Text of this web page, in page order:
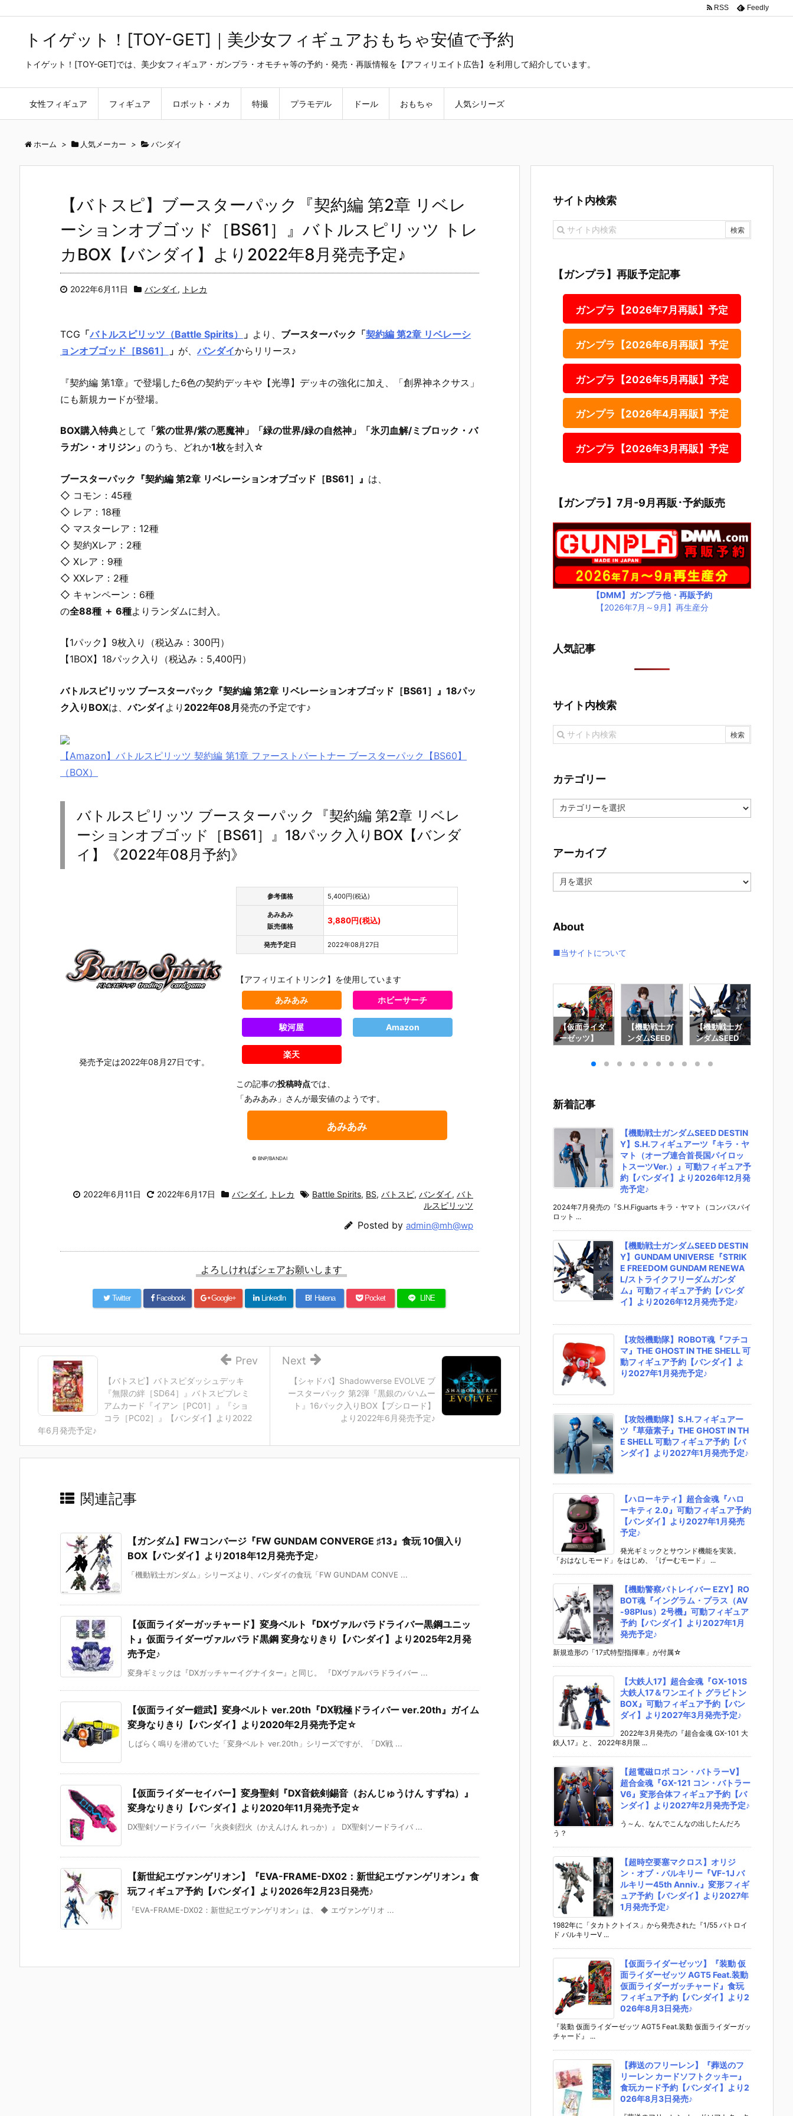
トイゲット！[TOY-GET]｜美少女フィギュアおもちゃ安値で予約
トイゲット！[TOY-GET]では、美少女フィギュア・ガンプラ・オモチャ等の予約・発売・再販情報を【アフィリエイト広告】を利用して紹介しています。
女性フィギュア フィギュア ロボット・メカ 特撮 プラモデル ドール おもちゃ 人気シリーズ
RSS Feedly
ホーム > 人気メーカー > バンダイ
【バトスピ】ブースターパック『契約編 第2章 リベレ
ーションオブゴッド［BS61］』バトルスピリッツ トレ
カBOX【バンダイ】より2022年8月発売予定♪
2022年6月11日 バンダイ, トレカ
TCG 「バトルスピリッツ（Battle Spirits） 」 より、 ブースターパック 「契約編 第2章 リベレーシ
ョンオブゴッド［BS61］
」 が、バンダイからリリース♪
『契約編 第1章』で登場した6色の契約デッキや【光導】デッキの強化に加え、「創界神ネクサス」
にも新規カードが登場。
BOX購入特典として 「紫の世界/紫の悪魔神」「緑の世界/緑の自然神」「氷刃血解/ミブロック・バ
ラガン・オリジン」 のうち、どれか1枚を封入☆
ブースターパック『契約編 第2章 リベレーションオブゴッド［BS61］』 は、
◇ コモン：45種
◇ レア：18種
◇ マスターレア：12種
◇ 契約Xレア：2種
◇ Xレア：9種
◇ XXレア：2種
◇ キャンペーン：6種
の全88種 ＋ 6種よりランダムに封入。
【1パック】9枚入り（税込み：300円）
【1BOX】18パック入り（税込み：5,400円）
バトルスピリッツ ブースターパック『契約編 第2章 リベレーションオブゴッド［BS61］』18パッ
ク入りBOXは、バンダイ より 2022年08月発売の予定です♪
【Amazon】バトルスピリッツ 契約編 第1章 ファーストパートナー ブースターパック【BS60】
（BOX）
バトルスピリッツ ブースターパック『契約編 第2章 リベレ
ーションオブゴッド［BS61］』18パック入りBOX【バンダ
イ】《2022年08月予約》
発売予定は2022年08月27日です。
参考価格 5,400円(税込)
あみあみ
販売価格
3,880円(税込)
発売予定日 2022年08月27日
【アフィリエイトリンク】を使用しています
あみあみ ホビーサーチ
駿河屋 Amazon
楽天
この記事の投稿時点では、
「あみあみ」さんが最安値のようです。
あみあみ
© BNP/BANDAI
2022年6月11日 2022年6月17日 バンダイ, トレカ Battle Spirits, BS, バトスピ, バンダイ, バト
ルスピリッツ
Posted by admin@mh@wp
よろしければシェアお願いします
Twitter Facebook Google+ LinkedIn B! Hatena Pocket LINE
【シャドバ】Shadowverse EVOLVE ブ
ースターパック 第2弾『黒銀のバハムー
ト』16パック入りBOX【ブシロード】
より2022年6月発売予定♪
Next
【バトスピ】バトスピダッシュデッキ
『無限の絆［SD64］』バトスピプレミ
アムカード『イアン［PC01］』『ショ
コラ［PC02］』【バンダイ】より2022
年6月発売予定♪
Prev
関連記事
【ガンダム】FWコンバージ『FW GUNDAM CONVERGE ♯13』食玩 10個入り
BOX【バンダイ】より2018年12月発売予定♪
「機動戦士ガンダム」シリーズより、バンダイの食玩「FW GUNDAM CONVE ...
【仮面ライダーガッチャード】変身ベルト『DXヴァルバラドライバー黒鋼ユニッ
ト』仮面ライダーヴァルバラド黒鋼 変身なりきり【バンダイ】より2025年2月発
売予定♪
変身ギミックは『DXガッチャーイグナイター』と同じ。 『DXヴァルバラドライバー ...
【仮面ライダー鎧武】変身ベルト ver.20th『DX戦極ドライバー ver.20th』ガイム
変身なりきり【バンダイ】より2020年2月発売予定☆
しばらく鳴りを潜めていた「変身ベルト ver.20th」シリーズですが、「DX戦 ...
【仮面ライダーセイバー】変身聖剣『DX音銃剣錫音（おんじゅうけん すずね）』
変身なりきり【バンダイ】より2020年11月発売予定☆
DX聖剣ソードライバー『火炎剣烈火（かえんけん れっか）』 DX聖剣ソードライバ ...
【新世紀エヴァンゲリオン】『EVA-FRAME-DX02：新世紀エヴァンゲリオン』食
玩フィギュア予約【バンダイ】より2026年2月23日発売♪
『EVA-FRAME-DX02：新世紀エヴァンゲリオン』は、 ◆ エヴァンゲリオ ...
サイト内検索
【ガンプラ】再販予定記事
ガンプラ【2026年7月再販】予定
ガンプラ【2026年6月再販】予定
ガンプラ【2026年5月再販】予定
ガンプラ【2026年4月再販】予定
ガンプラ【2026年3月再販】予定
【ガンプラ】7月-9月再販･予約販売
【DMM】ガンプラ他・再販予約
【2026年7月～9月】再生産分
人気記事
サイト内検索
カテゴリー
カ
テ
ー
アーカイブ
ー
ブ
About
■当サイトについて
マ』THE GH
『草薙素子』
ィ】超合金魂
『ハローキテ
ィ 2.0』可動
約【バンダ
イ】より202
7年1月発売予
【機動警察パ
トレイバー E
ZY】ROBOT
魂『イングラ
（AV-98Plu
s）2号機』可
動フィギュア
イ】より202
7年1月発売予
【大鉄人17】
超合金魂『G
フィギュア予
約【バンダ
7年3月発売予
定♪
コン・バトラ
ダイ】より20
予定♪
【仮面ライダ
ーゼッツ】
イダーゼッツ
ード』食玩フ
【バンダイ】
より2026年8
月3日発売♪
【機動戦士ガ
ンダムSEED
S.H.フィギュ
r.）』可動フ
ィギュア予約
【バンダイ】
より2026年1
2月発売予定♪
【機動戦士ガ
ンダムSEED
UNDAM UNI
フリーダムガ
ンダム』可動
フィギュア予
約【バンダ
イ】より202
6年12月発売
新着記事
【機動戦士ガンダムSEED DESTIN
Y】S.H.フィギュアーツ『キラ・ヤ
マト（オーブ連合首長国パイロッ
トスーツVer.）』可動フィギュア予
約【バンダイ】より2026年12月発
売予定♪
2024年7月発売の『S.H.Figuarts キラ・ヤマト（コンパスパイ
ロット ...
【機動戦士ガンダムSEED DESTIN
Y】GUNDAM UNIVERSE『STRIK
E FREEDOM GUNDAM RENEWA
L/ストライクフリーダムガンダ
ム』可動フィギュア予約【バンダ
イ】より2026年12月発売予定♪
【攻殻機動隊】ROBOT魂『フチコ
マ』THE GHOST IN THE SHELL 可
動フィギュア予約【バンダイ】よ
り2027年1月発売予定♪
【攻殻機動隊】S.H.フィギュアー
ツ『草薙素子』THE GHOST IN TH
E SHELL 可動フィギュア予約【バ
ンダイ】より2027年1月発売予定♪
【ハローキティ】超合金魂『ハロ
ーキティ 2.0』可動フィギュア予約
【バンダイ】より2027年1月発売
予定♪
発光ギミックとサウンド機能を実装。
「おはなしモード」をはじめ、「げーむモード」 ...
【機動警察パトレイバー EZY】RO
BOT魂『イングラム・プラス（AV
-98Plus）2号機』可動フィギュア
予約【バンダイ】より2027年1月
発売予定♪
新規造形の「17式特型指揮車」が付属☆
【大鉄人17】超合金魂『GX-101S
大鉄人17＆ワンエイト グラビトン
BOX』可動フィギュア予約【バン
ダイ】より2027年3月発売予定♪
2022年3月発売の『超合金魂 GX-101 大
鉄人17』と、 2022年8月限 ...
【超電磁ロボ コン・バトラーV】
超合金魂『GX-121 コン・バトラー
V6』変形合体フィギュア予約【バ
ンダイ】より2027年2月発売予定♪
う～ん、なんでこんなの出したんだろ
う？
【超時空要塞マクロス】オリジ
ン・オブ・バルキリー『VF-1J バ
ルキリー45th Anniv.』変形フィギ
ュア予約【バンダイ】より2027年
1月発売予定♪
1982年に「タカトクトイス」から発売された『1/55 バトロイ
ド バルキリーV ...
【仮面ライダーゼッツ】『装動 仮
面ライダーゼッツ AGT5 Feat.装動
仮面ライダーガッチャード』食玩
フィギュア予約【バンダイ】より2
026年8月3日発売♪
『装動 仮面ライダーゼッツ AGT5 Feat.装動 仮面ライダーガッ
チャード』 ...
【葬送のフリーレン】『葬送のフ
リーレン カードソフトクッキー』
食玩カード予約【バンダイ】より2
026年8月3日発売♪